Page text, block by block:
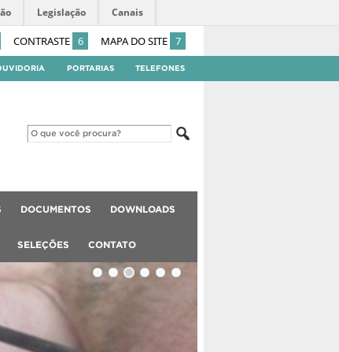
CONTRASTE 6 MAPA DO SITE 7
Legislação Canais
PORTARIAS TELEFONES
DOCUMENTOS DOWNLOADS
SELEÇÕES CONTATO